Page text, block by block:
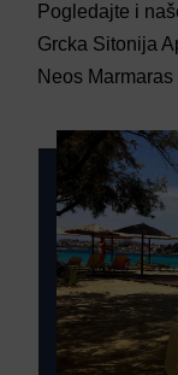
Pogledajte i
Grcka Sitonija
Neos